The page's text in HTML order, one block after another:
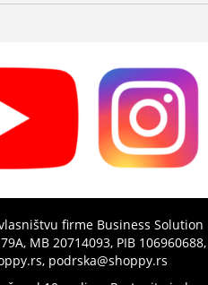
firme Business Solution
MB 20714093, PIB 106960688,
podrska@shoppy.rs